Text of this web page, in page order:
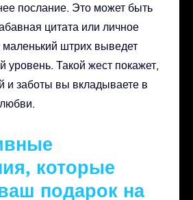
послание. Это может быть
цитата или личное
штрих выведет
уровень. Такой жест покажет,
и заботы вы вкладываете в
которые
подарок на